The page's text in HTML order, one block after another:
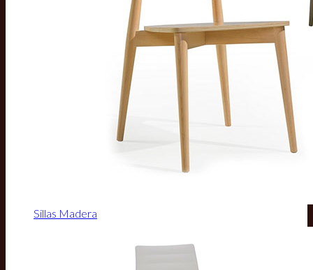
Sillas Madera